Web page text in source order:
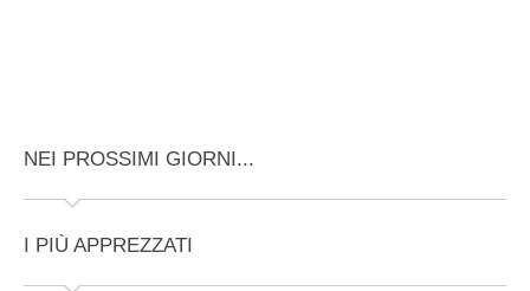
NEI PROSSIMI GIORNI...
I PIÙ APPREZZATI